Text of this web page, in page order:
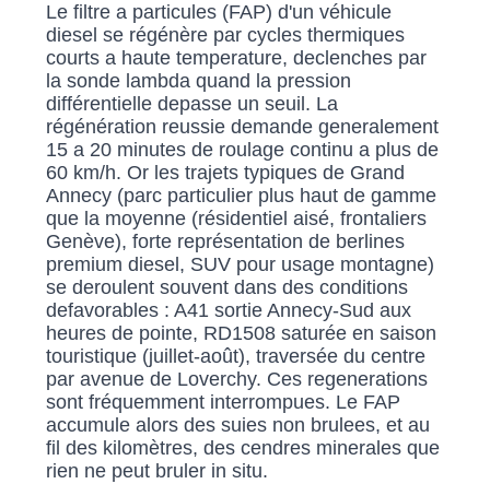
Le filtre a particules (FAP) d'un véhicule
diesel se régénère par cycles thermiques
courts a haute temperature, declenches par
la sonde lambda quand la pression
différentielle depasse un seuil. La
régénération reussie demande generalement
15 a 20 minutes de roulage continu a plus de
60 km/h. Or les trajets typiques de Grand
Annecy (parc particulier plus haut de gamme
que la moyenne (résidentiel aisé, frontaliers
Genève), forte représentation de berlines
premium diesel, SUV pour usage montagne)
se deroulent souvent dans des conditions
defavorables : A41 sortie Annecy-Sud aux
heures de pointe, RD1508 saturée en saison
touristique (juillet-août), traversée du centre
par avenue de Loverchy. Ces regenerations
sont fréquemment interrompues. Le FAP
accumule alors des suies non brulees, et au
fil des kilomètres, des cendres minerales que
rien ne peut bruler in situ.